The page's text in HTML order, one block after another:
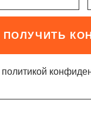
ПОЛУЧИТЬ
политикой